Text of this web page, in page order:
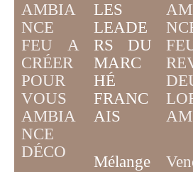
AMBIA
NCE
FEU A
CRÉER
POUR
VOUS
AMBIA
NCE
DÉCO
LES
LEADE
RS DU
MARC
HÉ
FRANC
AIS
Mélange
AM